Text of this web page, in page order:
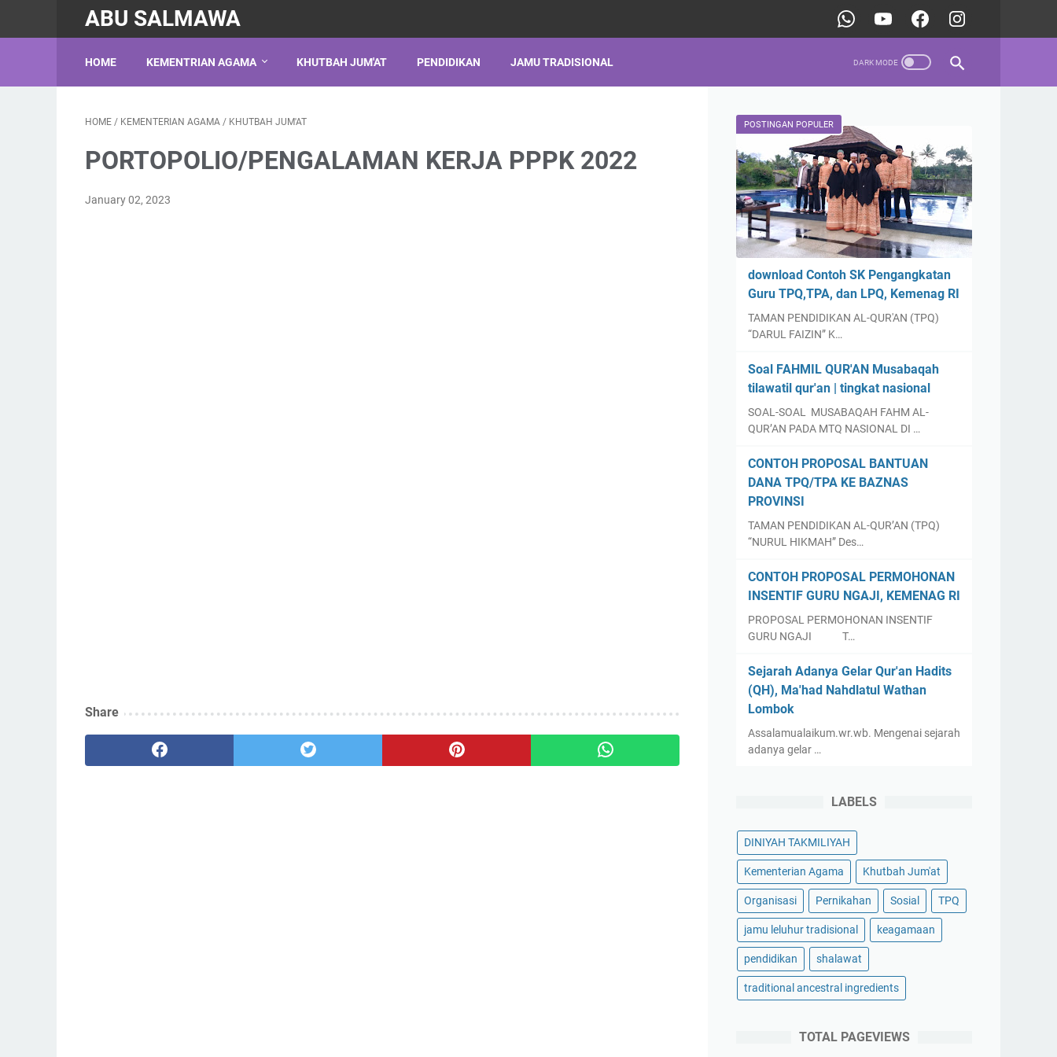
ABU SALMAWA
HOME KEMENTRIAN AGAMA KHUTBAH JUM'AT PENDIDIKAN JAMU TRADISIONAL
HOME / KEMENTERIAN AGAMA / KHUTBAH JUM'AT
PORTOPOLIO/PENGALAMAN KERJA PPPK 2022
January 02, 2023
Share
POSTINGAN POPULER
download Contoh SK Pengangkatan
Guru TPQ,TPA, dan LPQ, Kemenag RI
TAMAN PENDIDIKAN AL-QUR'AN (TPQ)
“DARUL FAIZIN” K…
Soal FAHMIL QUR'AN Musabaqah
tilawatil qur'an | tingkat nasional
SOAL-SOAL MUSABAQAH FAHM AL-
QUR’AN PADA MTQ NASIONAL DI …
CONTOH PROPOSAL BANTUAN
DANA TPQ/TPA KE BAZNAS
PROVINSI
TAMAN PENDIDIKAN AL-QUR’AN (TPQ)
“NURUL HIKMAH” Des…
CONTOH PROPOSAL PERMOHONAN
INSENTIF GURU NGAJI, KEMENAG RI
PROPOSAL PERMOHONAN INSENTIF
GURU NGAJI T…
Sejarah Adanya Gelar Qur'an Hadits
(QH), Ma'had Nahdlatul Wathan
Lombok
Assalamualaikum.wr.wb. Mengenai sejarah
adanya gelar …
LABELS
DINIYAH TAKMILIYAH
Kementerian Agama Khutbah Jum'at
Organisasi Pernikahan Sosial TPQ
jamu leluhur tradisional keagamaan
pendidikan shalawat
traditional ancestral ingredients
TOTAL PAGEVIEWS